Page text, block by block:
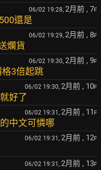
06/02 19:28, 2月前 , 7F
還是
06/02 19:29, 2月前 , 8F
爛貨
06/02 19:30, 2月前 , 9F
3倍起跳
06/02 19:30, 2月前 , 10F
好了
06/02 19:31, 2月前 , 11 F
中文可憐哪
06/02 19:31, 2月前 , 12F
06/02 19:31, 2月前 , 13F